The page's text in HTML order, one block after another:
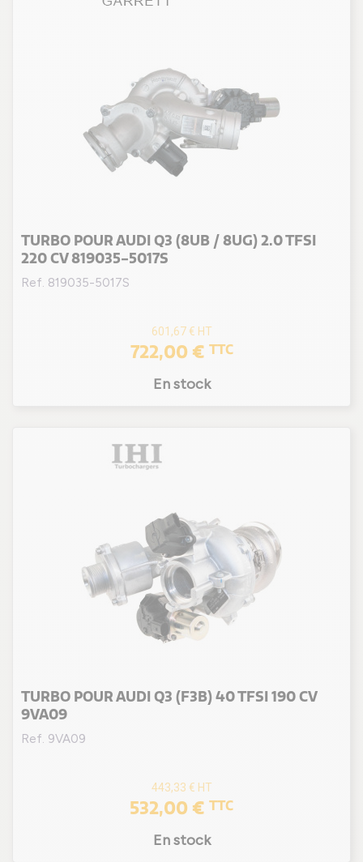
TURBO POUR AUDI Q3 (8UB / 8UG) 2.0 TFSI
220 CV 819035-5017S
Ref. 819035-5017S
601,67 € HT
722,00 € TTC
En stock
TURBO POUR AUDI Q3 (F3B) 40 TFSI 190 CV
9VA09
Ref. 9VA09
443,33 € HT
532,00 € TTC
En stock